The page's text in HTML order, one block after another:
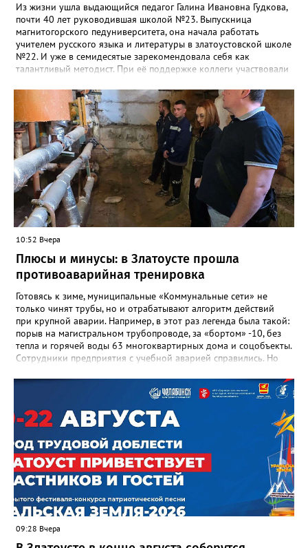
Из жизни ушла выдающийся педагог Галина Ивановна Гудкова,
почти 40 лет руководившая школой №23. Выпускница
магнитогорского педуниверситета, она начала работать
учителем русского языка и литературы в златоустовской школе
№22. И уже в семидесятые зарекомендовала себя как
талантливый методист. При её поддержке коллеги участвовали
«Благодаря её мудрому руководству в школе сформировался
сильный педагогический коллектив, объединённый общими
ценностями и любовью к своему делу. Для многих Галина
Ивановна навсегда останется не только талантливым
руководителем, но и настоящим Учителем с большой буквы», -
говорится в сообществе школы №23 во ВКонтакте. Свои
соболезнования семье Галины Ивановны выразил глава
Златоуста Олег Решетников. «Её вклад зафиксирован в
важнейших документах школы, но главное - он остался в
людях: в тех учителях, которых она поддержала, в тех
учениках, которых она вдохновила. Заслуженный учитель РФ,
«Отличник народного просвещения», обладатель медали «За
доблестный труд», Галина Ивановна оставила не только
награды и документы, но и работающий, живой механизм
школы, который продолжает жить её принципами», - говорится
в некрологе.
10:52 Вчера
Плюсы и минусы: в Златоусте прошла
противоаварийная тренировка
Готовясь к зиме, муниципальные «Коммунальные сети» не
только чинят трубы, но и отрабатывают алгоритм действий
при крупной аварии. Например, в этот раз легенда была такой:
порыв на магистральном трубопроводе, за «бортом» -10, без
тепла и горячей воды 63 многоквартирных дома и соцобъекты.
Сотрудники предприятия с учебной аварией справились. Но
отметили и недочёты. «Например, управляющие компании
несвоевременно приняли меры для предотвращения
“перемерзания” общей домовой тепловой сети
многоквартирного дома, отсутствовало взаимодействие с
ресурсоснабжающей организацией, ЕДДС и иными службами»,
— сообщила начальник Главного управления ГЖИ Ирина
Настенко. В следующий раз, рекомендовали в
Госжилинспекции, службы должны действовать слаженно. И
оперативно делиться информацией со всеми
заинтересованными – от поставщика тепла до конечных
потребителей.
09:28 Вчера